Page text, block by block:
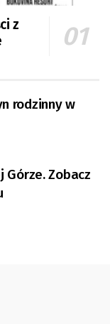
z
rodzinny w
Górze. Zobacz